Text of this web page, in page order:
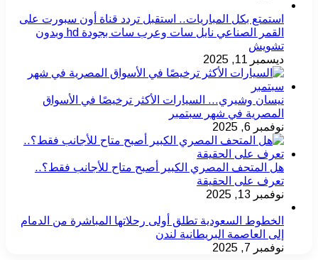
استمتع بكل المباريات.. استقبل تردد قناة أون سبورت على
القمر الصناعي نايل سات وعرب سات بجودة hd وبدون
تشويش
ديسمبر 11, 2025
نيسان وشيري… السيارات الأكثر ترخيصًا في الأسواق
المصرية في شهر سبتمبر
نوفمبر 6, 2025
هل المتحف المصري الكبير أصبح متاح للأجانب فقط؟..
تعرف على الحقيقة
نوفمبر 13, 2025
الخطوط السعودية تطلق أولى رحلاتها المباشرة من الدمام
إلى العاصمة البريطانية لندن
نوفمبر 7, 2025